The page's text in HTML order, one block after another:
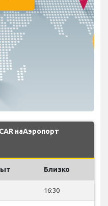
наАэропорт
Близко
16:30